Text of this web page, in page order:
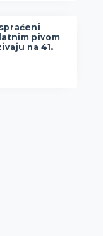
pivom
na 41.